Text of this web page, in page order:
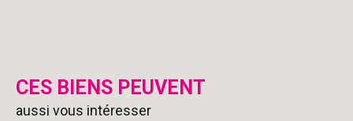
CES BIENS PEUVENT
aussi vous intéresser